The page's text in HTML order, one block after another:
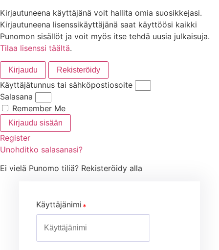
Kirjautuneena käyttäjänä voit hallita omia suosikkejasi.
Kirjautuneena lisenssikäyttäjänä saat käyttöösi kaikki
Punomon sisällöt ja voit myös itse tehdä uusia julkaisuja.
Tilaa lisenssi täältä.
Kirjaudu Rekisteröidy
Käyttäjätunnus tai sähköpostiosoite
Salasana
Remember Me
Kirjaudu sisään
Register
Unohditko salasanasi?
Ei vielä Punomo tiliä? Rekisteröidy alla
Käyttäjänimi